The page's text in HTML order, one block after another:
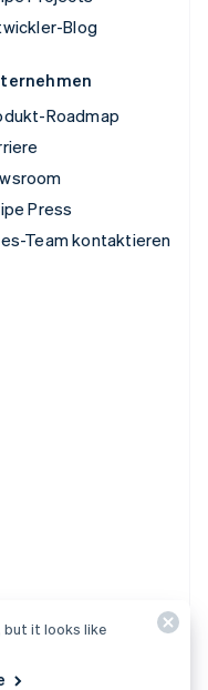
Blog
Roadmap
Press
Team kontaktieren
but it looks like